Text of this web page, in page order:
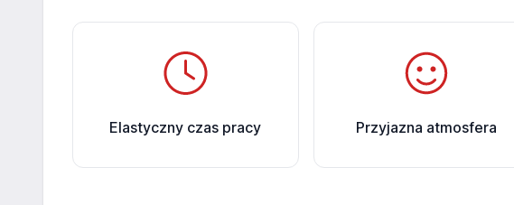
Elastyczny czas pracy Przyjazna atmosfera